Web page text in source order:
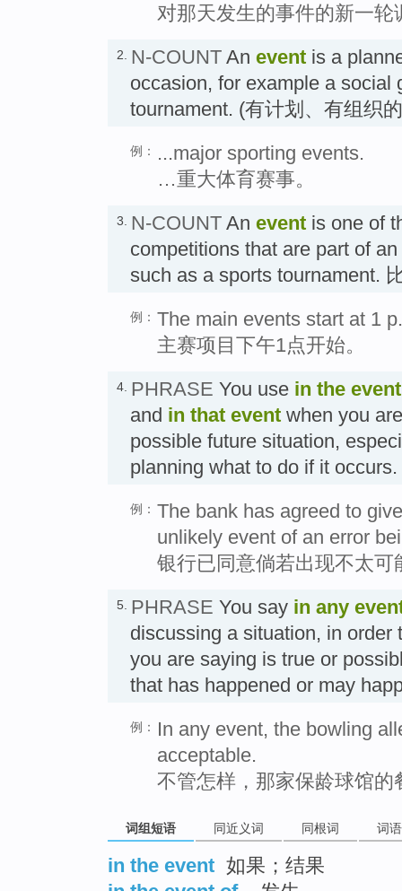
对那天发生的事件的新一轮
2. N-COUNT An event is a
occasion, for example a social
tournament. (有计划、有组织
例：
...major sporting events.
…重大体育赛事。
3. N-COUNT An event is one of
competitions that are part of
such as a sports tournament.
例： The main events start at 1
主赛项目下午1点开始。
4. PHRASE You use in the
and in that event when you
possible future situation,
planning what to do if it
例： The bank has agreed to
unlikely event of an error
银行已同意倘若出现不太
5. PHRASE You say in any
discussing a situation, in order
you are saying is true or
that has happened or may
例：
In any event, the bowling
acceptable.
不管怎样，那家保龄球馆
词组短语 同近义词 同根词 词
in the event 如果；结果